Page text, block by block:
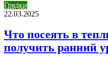
Грядки
22.03.2025
Что посеять в
получить ранний